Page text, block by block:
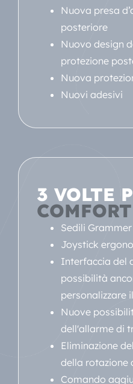
Nuova presa
posteriore
Nuovo design
protezione
Nuova
Nuovi adesivi
3 VOLTE
COMFORT
Sedili
Joystick
Interfaccia del
possibilità
personalizzare
Nuove
dell'allarme di
Eliminazione
della rotazione
Comando